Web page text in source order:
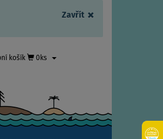
Zavřít ×
košík 0ks